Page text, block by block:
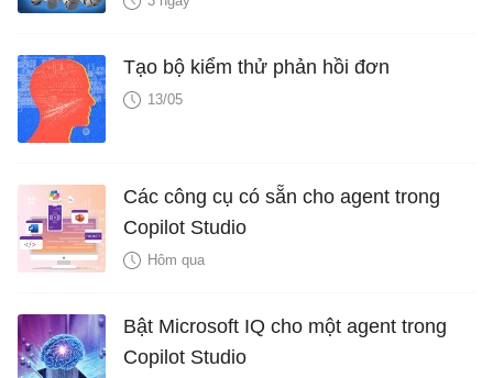
Tạo bộ kiểm thử phản hồi đơn
13/05
Các công cụ có sẵn cho agent trong
Copilot Studio
Hôm qua
Bật Microsoft IQ cho một agent trong
Copilot Studio